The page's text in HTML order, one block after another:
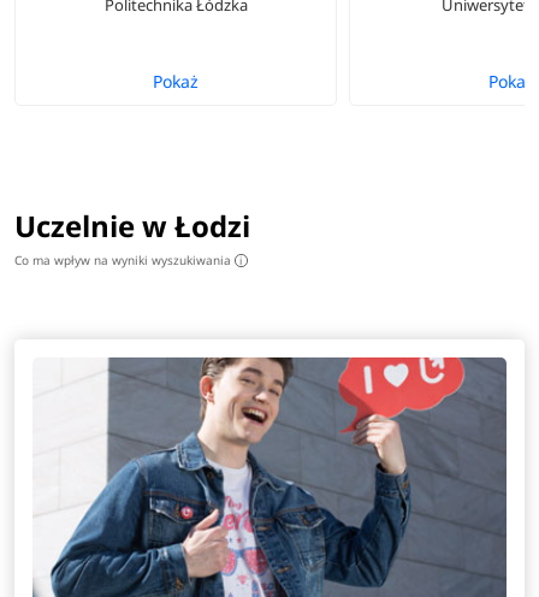
Politechnika Łódzka
Pokaż
Uniwersytet
Pokaż
Uczelnie w Łodzi
Co ma wpływ na wyniki wyszukiwania i